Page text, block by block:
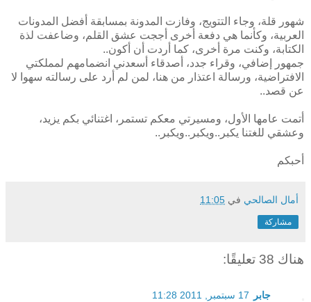
شهور قلة، وجاء التتويج، وفازت المدونة بمسابقة أفضل المدونات
العربية، وكأنما هي دفعة أخرى أججت عشق القلم، وضاعفت لذة
الكتابة، وكنت مرة أخرى، كما أردت أن أكون..
جمهور إضافي، وقراء جدد، أصدقاء أسعدني انضمامهم لمملكتي
الافتراضية، ورسالة اعتذار من هنا، لمن لم أرد على رسالته سهوا لا
عن قصد..
أتمت عامها الأول، ومسيرتي معكم تستمر، اغتنائي بكم يزيد،
وعشقي للغتنا يكبر..ويكبر..ويكبر..
أحبكم
أمال الصالحي في 11:05
مشاركة
هناك 38 تعليقًا:
جابر
17 سبتمبر, 2011 11:28